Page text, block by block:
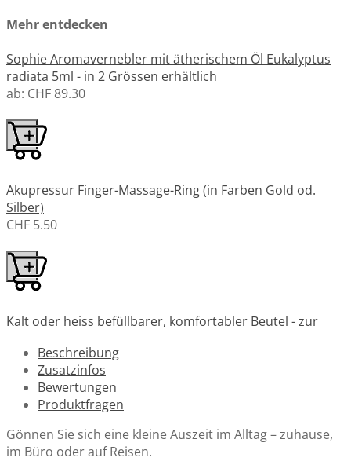
Mehr entdecken
Sophie Aromavernebler mit ätherischem Öl Eukalyptus
radiata 5ml - in 2 Grössen erhältlich
ab: CHF 89.30
Akupressur Finger-Massage-Ring (in Farben Gold od.
Silber)
CHF 5.50
Kalt oder heiss befüllbarer, komfortabler Beutel - zur
ab:CHF 14.50
Turmalin Nackenwärmer mit integrierten Magnetkugeln
CHF 9.80
Beschreibung
Zusatzinfos
Bewertungen
Produktfragen
Gönnen Sie sich eine kleine Auszeit im Alltag – zuhause,
im Büro oder auf Reisen.